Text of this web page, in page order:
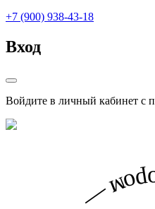
+7 (900) 938-43-18
Вход
Войдите в личный кабинет с